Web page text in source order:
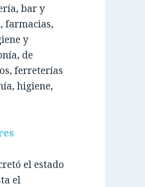
bar y
farmacias,
y
de
ferreterías
higiene,
el estado
el